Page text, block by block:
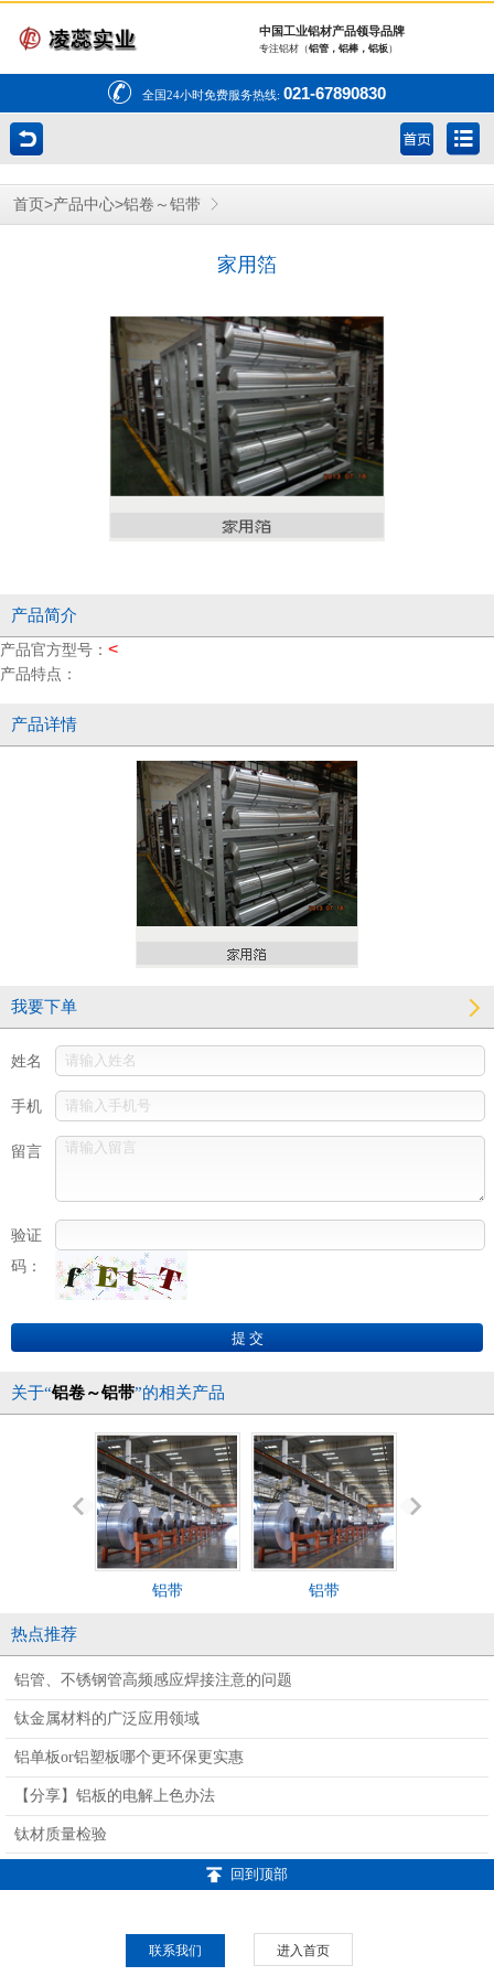
中国工业铝材产品领导品牌
专注铝材（铝管，铝棒，铝板）
全国24小时免费服务热线: 021-67890830
首页 >产品中心>铝卷～铝带
家用箔
产品简介
产品官方型号： <
产品特点：
产品详情
我要下单
姓名
手机
留言
验证
码：
关于“铝卷～铝带”的相关产品
铝带 铝带
热点推荐
铝管、不锈钢管高频感应焊接注意的问题
钛金属材料的广泛应用领域
铝单板or铝塑板哪个更环保更实惠
【分享】铝板的电解上色办法
钛材质量检验
回到顶部
联系我们 进入首页